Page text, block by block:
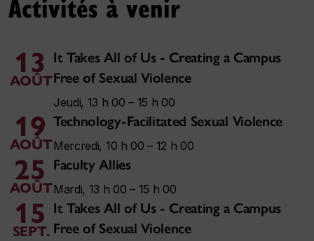
13
AOÛT
It Takes All of Us - Creating a Campus
Free of Sexual Violence
Jeudi, 13 h 00 – 15 h 00
19
AOÛT
Technology-Facilitated Sexual Violence
Mercredi, 10 h 00 – 12 h 00
25
AOÛT
Faculty Allies
Mardi, 13 h 00 – 15 h 00
15
SEPT.
It Takes All of Us - Creating a Campus
Free of Sexual Violence